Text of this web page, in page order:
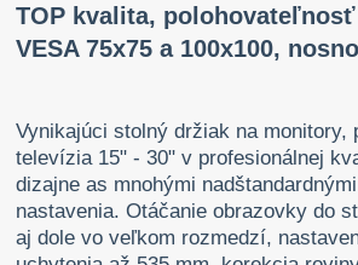
TOP kvalita,
VESA 75x75 a 100x100,
Vynikajúci stolný držiak na monitory,
televízia 15" - 30" v profesionálnej
dizajne as mnohými
nastavenia. Otáčanie obrazovky do
aj dole vo veľkom rozmedzí,